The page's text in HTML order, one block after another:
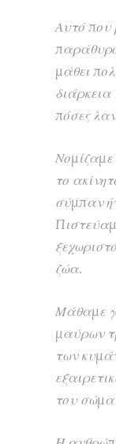
Αυτό που
μάθει
πόσες
Νομίζαμε
το
σύμπαν
ζώα.
Μάθαμε
μαύρων
των
του